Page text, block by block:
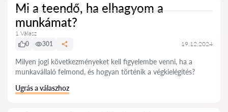
Mi a teendő, ha elhagyom a
munkámat?
1 Válasz
0
301 19.12.2024
Milyen jogi következményeket kell figyelembe venni, ha a
munkavállaló felmond, és hogyan történik a végkielégítés?
Ugrás a válaszhoz